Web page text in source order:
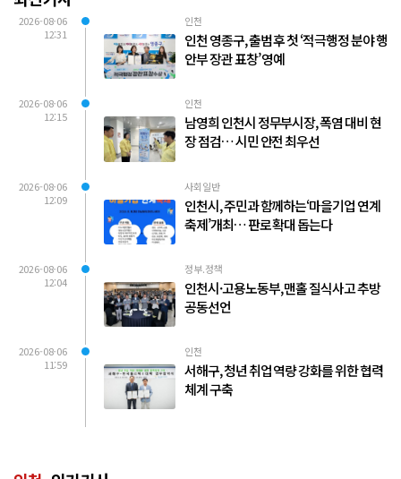
2026-08-06
12:31
인천
인천 영종구, 출범 후 첫 ‘적극행정 분야 행
안부 장관 표창’ 영예
2026-08-06
12:15
인천
남영희 인천시 정무부시장, 폭염 대비 현
장 점검… 시민 안전 최우선
2026-08-06
12:09
사회일반
인천시, 주민과 함께하는‘마을기업 연계
축제’개최… 판로 확대 돕는다
2026-08-06
12:04
정부.정책
인천시·고용노동부, 맨홀 질식사고 추방
공동선언
2026-08-06
11:59
인천
서해구, 청년 취업 역량 강화를 위한 협력
체계 구축